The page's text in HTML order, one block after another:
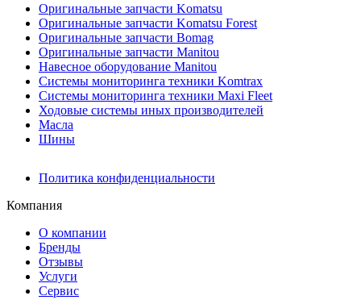
Оригинальные запчасти Komatsu
Оригинальные запчасти Komatsu Forest
Оригинальные запчасти Bomag
Оригинальные запчасти Manitou
Навесное оборудование Manitou
Системы мониторинга техники Komtrax
Системы мониторинга техники Maxi Fleet
Ходовые системы иных производителей
Масла
Шины
Политика конфиденциальности
Компания
О компании
Бренды
Отзывы
Услуги
Сервис